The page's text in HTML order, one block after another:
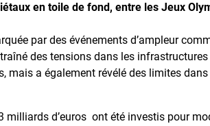
en toile de fond, entre les Jeux
par des événements d’ampleur
des tensions dans les
mais a également révélé des limites
milliards d’euros ont été investis pour